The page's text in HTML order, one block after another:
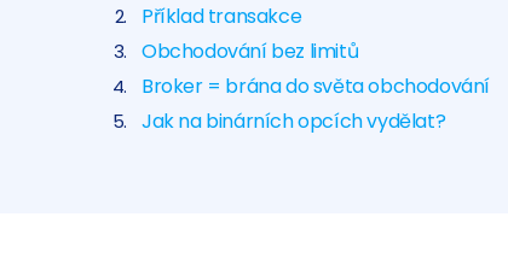
Příklad transakce
Obchodování bez limitů
Broker = brána do světa obchodování
Jak na binárních opcích vydělat?